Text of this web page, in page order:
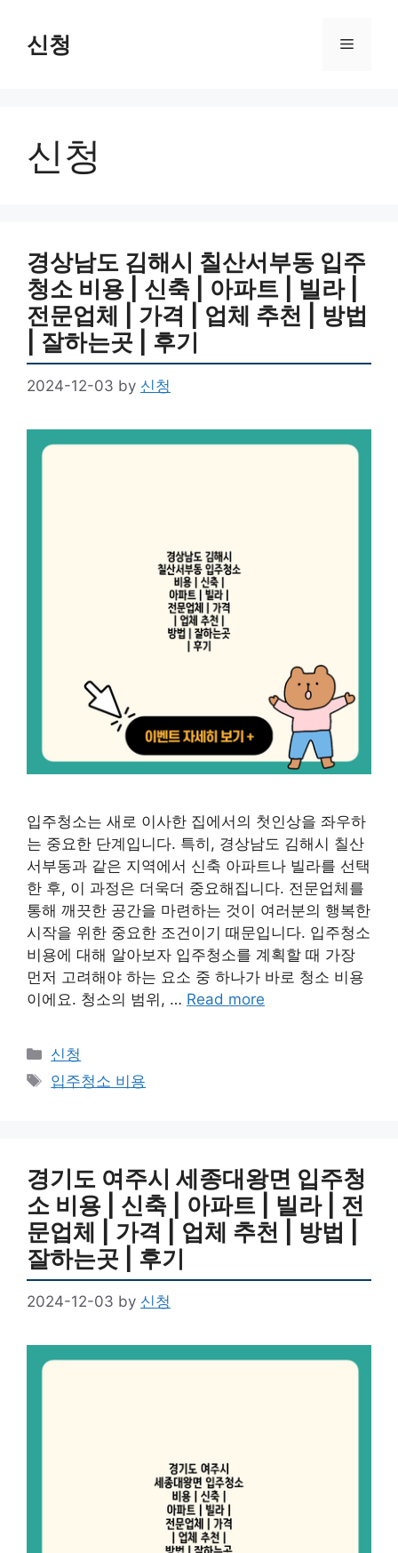
content신청 Menu
신청
경상남도 김해시 칠산서부동 입주
청소 비용 | 신축 | 아파트 | 빌라 |
전문업체 | 가격 | 업체 추천 | 방법
| 잘하는곳 | 후기
2024-12-03 by 신청
입주청소는 새로 이사한 집에서의 첫인상을 좌우하
는 중요한 단계입니다. 특히, 경상남도 김해시 칠산
서부동과 같은 지역에서 신축 아파트나 빌라를 선택
한 후, 이 과정은 더욱더 중요해집니다. 전문업체를
통해 깨끗한 공간을 마련하는 것이 여러분의 행복한
시작을 위한 중요한 조건이기 때문입니다. 입주청소
비용에 대해 알아보자 입주청소를 계획할 때 가장
먼저 고려해야 하는 요소 중 하나가 바로 청소 비용
이에요. 청소의 범위, … Read more
Categories
신청
Tags
입주청소 비용
경기도 여주시 세종대왕면 입주청
소 비용 | 신축 | 아파트 | 빌라 | 전
문업체 | 가격 | 업체 추천 | 방법 |
잘하는곳 | 후기
2024-12-03 by 신청